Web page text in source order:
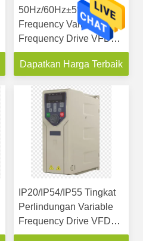
50Hz/60Hz±5% Input
Frequency Variable
Frequency Drive VFD
untuk aplikasi tugas
berat
Dapatkan Harga Terbaik
IP20/IP54/IP55 Tingkat
Perlindungan Variable
Frequency Drive VFD
untuk solusi yang